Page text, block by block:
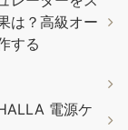
は？高級オー
する
電源ケ